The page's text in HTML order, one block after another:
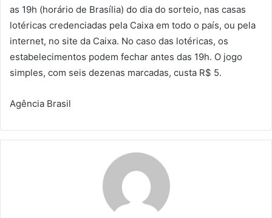
as 19h (horário de Brasília) do dia do sorteio, nas casas
lotéricas credenciadas pela Caixa em todo o país, ou pela
internet, no site da Caixa. No caso das lotéricas, os
estabelecimentos podem fechar antes das 19h. O jogo
simples, com seis dezenas marcadas, custa R$ 5.
Agência Brasil